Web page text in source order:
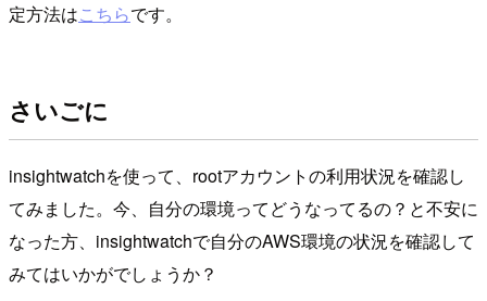
定方法はこちらです。
さいごに
insightwatchを使って、rootアカウントの利用状況を確認し
てみました。今、自分の環境ってどうなってるの？と不安に
なった方、insightwatchで自分のAWS環境の状況を確認して
みてはいかがでしょうか？